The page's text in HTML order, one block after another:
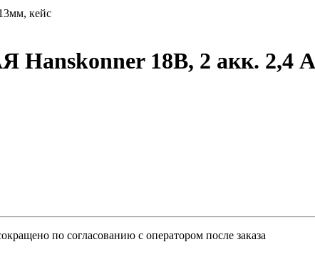
18В, 2 акк. 2,4
по согласованию с оператором после заказа